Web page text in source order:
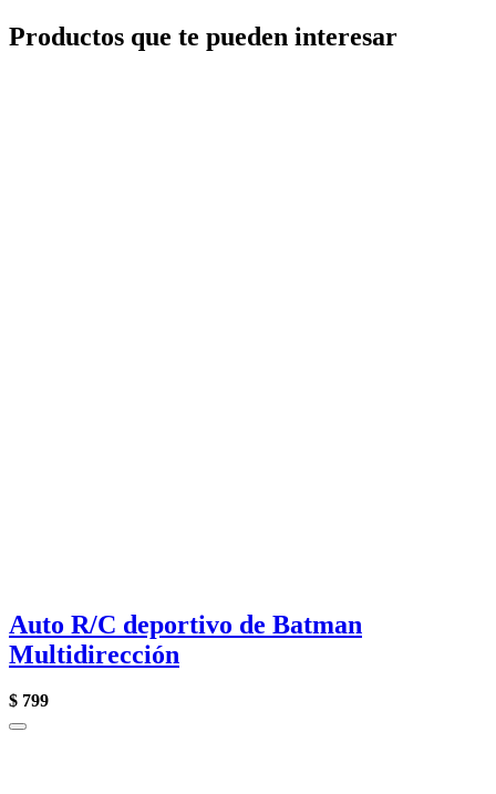
Productos que te pueden interesar
Auto R/C deportivo de Batman
Multidirección
$ 799